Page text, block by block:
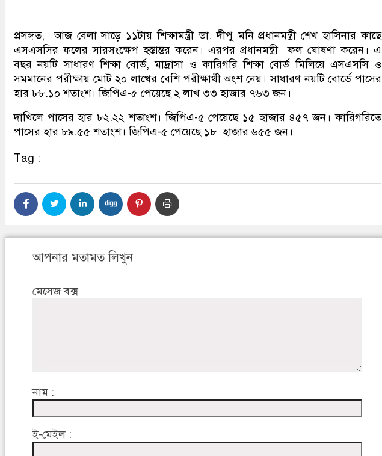
প্রসঙ্গত, আজ বেলা সাড়ে ১১টায় শিক্ষামন্ত্রী ডা. দীপু মনি প্রধানমন্ত্রী শেখ হাসিনার কাছে
এসএসসির ফলের সারসংক্ষেপ হস্তান্তর করেন। এরপর প্রধানমন্ত্রী ফল ঘোষণা করেন। এ
বছর নয়টি সাধারণ শিক্ষা বোর্ড, মাদ্রাসা ও কারিগরি শিক্ষা বোর্ড মিলিয়ে এসএসসি ও
সমমানের পরীক্ষায় মোট ২০ লাখের বেশি পরীক্ষার্থী অংশ নেয়। সাধারণ নয়টি বোর্ডে পাসের
হার ৮৮.১০ শতাংশ। জিপিএ-৫ পেয়েছে ২ লাখ ৩৩ হাজার ৭৬৩ জন।
দাখিলে পাসের হার ৮২.২২ শতাংশ। জিপিএ-৫ পেয়েছে ১৫ হাজার ৪৫৭ জন। কারিগরিতে
পাসের হার ৮৯.৫৫ শতাংশ। জিপিএ-৫ পেয়েছে ১৮ হাজার ৬৫৫ জন।
Tag :
আপনার মতামত লিখুন
মেসেজ বক্স
নাম :
ই-মেইল :